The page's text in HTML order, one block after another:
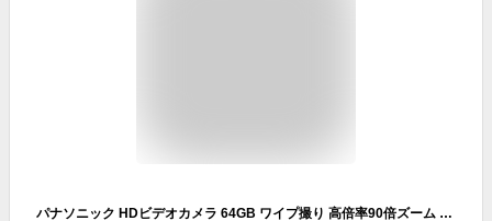
パナソニック HDビデオカメラ 64GB ワイプ撮り 高倍率90倍ズーム ブラウン HC-W590MS-T